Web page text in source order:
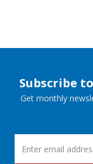
Subscribe
Get monthly